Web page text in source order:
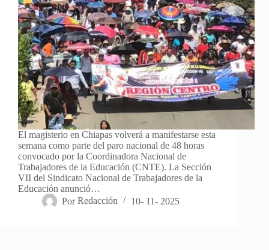
El magisterio en Chiapas volverá a manifestarse esta
semana como parte del paro nacional de 48 horas
convocado por la Coordinadora Nacional de
Trabajadores de la Educación (CNTE). La Sección
VII del Sindicato Nacional de Trabajadores de la
Educación anunció…
Por Redacción 10- 11- 2025